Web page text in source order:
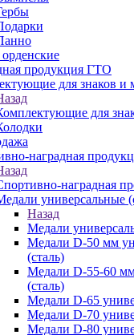
продукция ГТО
для знаков и
для
наградная
наградная
универсальные
Назад
Медали
Медали D-50 мм
(сталь)
Медали D-55-60
(сталь)
Медали D-65
Медали D-70
Медали D-80